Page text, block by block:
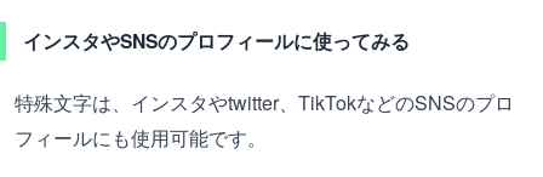
インスタやSNSのプロフィールに使ってみる
特殊文字は、インスタやtwitter、TikTokなどのSNSのプロ
フィールにも使用可能です。